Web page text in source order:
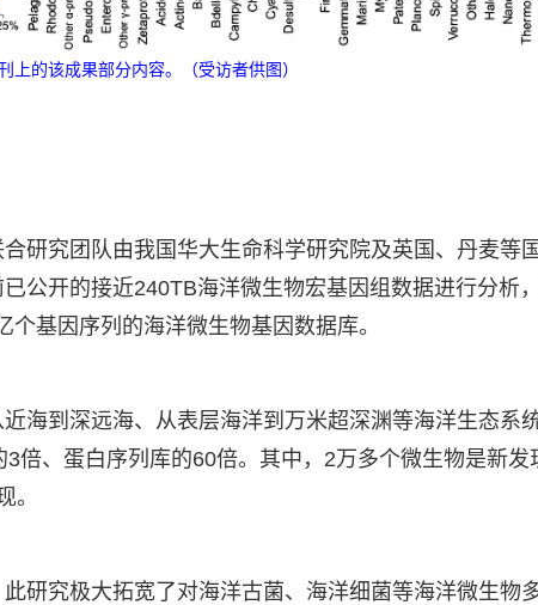
上的该成果部分内容。（受访者供图）
研究团队由我国华大生命科学研究院及英国、丹麦等
公开的接近240TB海洋微生物宏基因组数据进行分析
基因序列的海洋微生物基因数据库。
海到深远海、从表层海洋到万米超深渊等海洋生态系
倍、蛋白序列库的60倍。其中，2万多个微生物是新发
。
研究极大拓宽了对海洋古菌、海洋细菌等海洋微生物